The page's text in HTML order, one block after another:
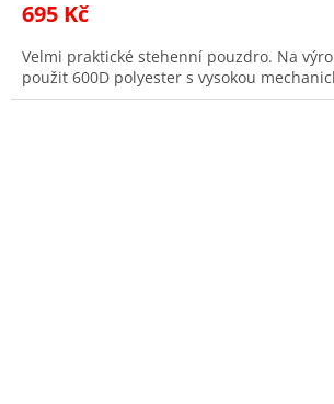
695 Kč
Velmi praktické stehenní pouzdro. Na
použit 600D polyester s vysokou